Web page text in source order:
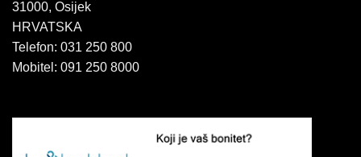
31000, Osijek
HRVATSKA
Telefon: 031 250 800
Mobitel: 091 250 8000